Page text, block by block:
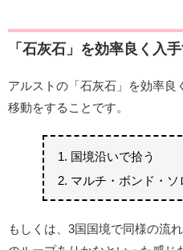
「石灰石」を効率良く入
アルストの「石灰石」を効率
移動をすることです。
国境沿いで拾う
マルチ・ボンド・
もしくは、3国国境で同様の流